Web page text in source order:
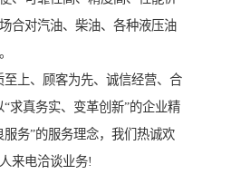
合对汽油、柴油、各种液压油
至上、顾客为先、诚信经营、合
求真务实、变革创新”的企业精
务”的服务理念，我们热诚欢
来电洽谈业务!